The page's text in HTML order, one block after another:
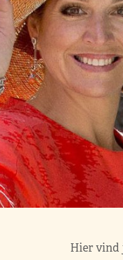
Hier vind